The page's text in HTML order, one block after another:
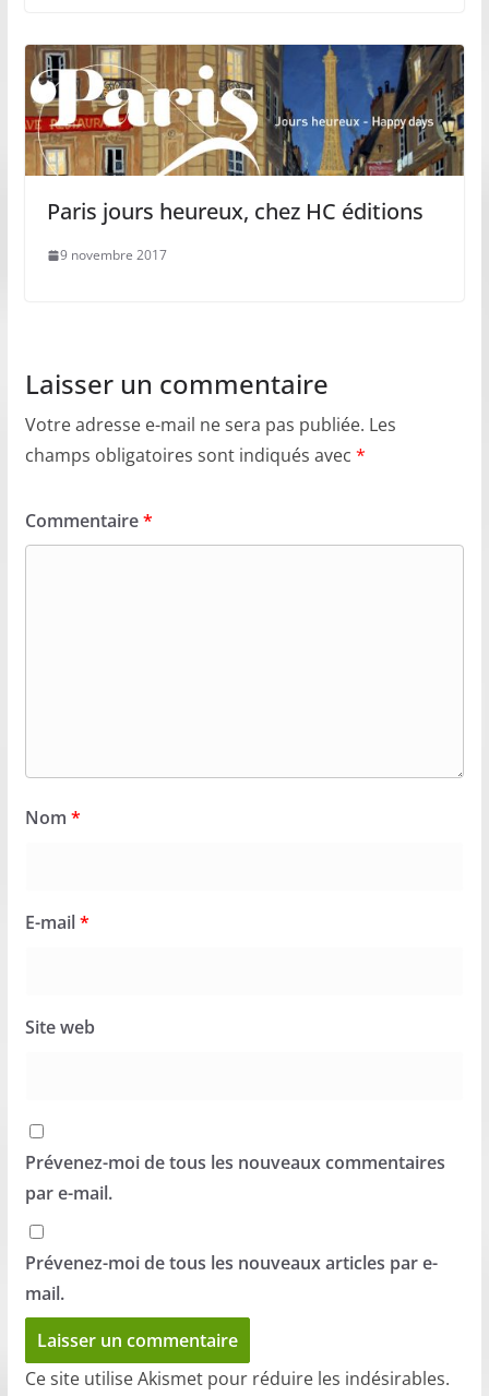
Paris jours heureux, chez HC éditions
9 novembre 2017
Laisser un commentaire
Votre adresse e-mail ne sera pas publiée. Les
champs obligatoires sont indiqués avec *
Commentaire*
Nom *
E-mail*
Site web
Prévenez-moi de tous les nouveaux commentaires
par e-mail.
Prévenez-moi de tous les nouveaux articles par e-
mail.
Ce site utilise Akismet pour réduire les indésirables.